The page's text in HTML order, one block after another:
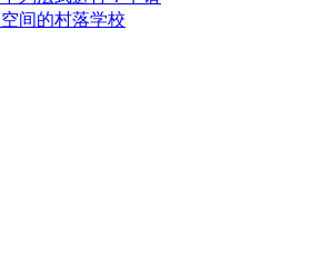
间的村落学校